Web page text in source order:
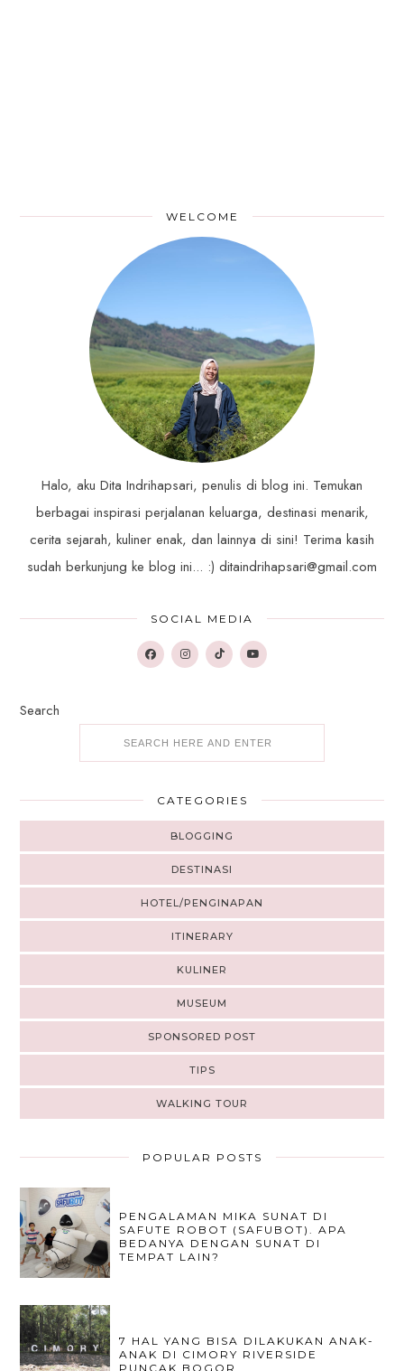
WELCOME
Halo, aku Dita Indrihapsari, penulis di blog ini. Temukan
berbagai inspirasi perjalanan keluarga, destinasi menarik,
cerita sejarah, kuliner enak, dan lainnya di sini! Terima kasih
sudah berkunjung ke blog ini... :) ditaindrihapsari@gmail.com
SOCIAL MEDIA
Search
CATEGORIES
BLOGGING
DESTINASI
HOTEL/PENGINAPAN
ITINERARY
KULINER
MUSEUM
SPONSORED POST
TIPS
WALKING TOUR
POPULAR POSTS
PENGALAMAN MIKA SUNAT DI
SAFUTE ROBOT (SAFUBOT). APA
BEDANYA DENGAN SUNAT DI
TEMPAT LAIN?
7 HAL YANG BISA DILAKUKAN ANAK-
ANAK DI CIMORY RIVERSIDE
PUNCAK BOGOR